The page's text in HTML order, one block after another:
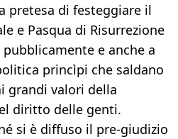
pretesa di festeggiare il
e Pa­squa di Risurrezione
e anche a
princìpi che saldano
grandi valori della
diritto delle genti.
si è diffuso il pre-giudizio